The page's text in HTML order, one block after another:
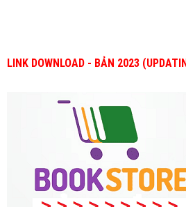
LINK DOWNLOAD - BẢN 2023